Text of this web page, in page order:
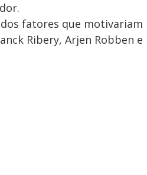
fatores que motivariam
Ribery, Arjen Robben e